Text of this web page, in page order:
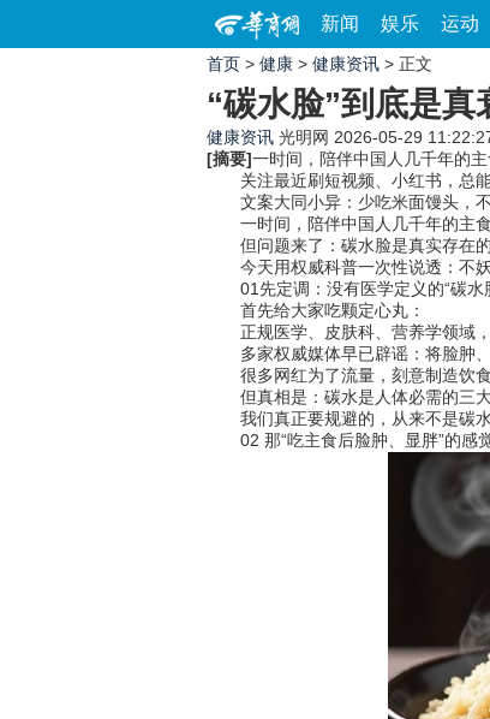
新闻 娱乐 运动
首页 > 健康 > 健康资讯 > 正文
“碳水脸”到底是
健康资讯 光明网 2026-05-29
[摘要]一时间，陪伴中国人几千年的
关注最近刷短视频、小红书，总能
文案大同小异：少吃米面馒头，不
一时间，陪伴中国人几千年的主食
但问题来了：碳水脸是真实存在的
今天用权威科普一次性说透：不妖
01先定调：没有医学定义的“碳水
首先给大家吃颗定心丸：
正规医学、皮肤科、营养学领域，
多家权威媒体早已辟谣：将脸肿、
很多网红为了流量，刻意制造饮食
但真相是：碳水是人体必需的三大
我们真正要规避的，从来不是碳水
02 那“吃主食后脸肿、显胖”的感